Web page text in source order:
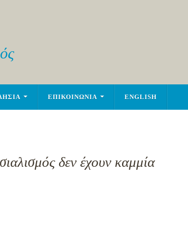
ΕΠΙΚΟΙΝΩΝΙΑ ENGLISH
δεν έχουν καμμία